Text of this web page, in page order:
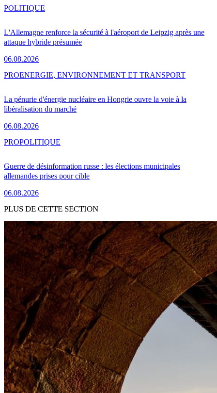
L'Allemagne renforce la sécurité à l'aéroport de Leipzig après une
attaque hybride présumée
06.08.2026
POLITIQUE
La pénurie d'énergie nucléaire en Hongrie ouvre la voie à la
libéralisation du marché
06.08.2026
PROENERGIE, ENVIRONNEMENT ET TRANSPORT
Guerre de désinformation russe : les élections municipales
allemandes prises pour cible
06.08.2026
PROPOLITIQUE
PLUS DE CETTE SECTION